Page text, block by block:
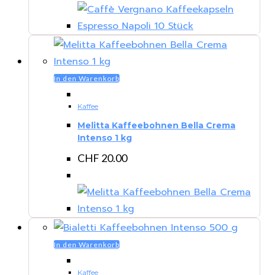
In den Warenkorb
Kaffee
Melitta Kaffeebohnen Bella Crema
Intenso 1 kg
CHF 20.00
In den Warenkorb
Kaffee